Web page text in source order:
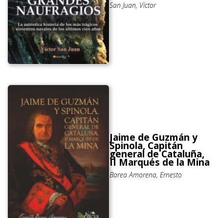
San Juan, Víctor
Jaime de Guzmán y
Spinola, Capitán
general de Cataluña,
II Marqués de la Mina
Barea Amorena, Ernesto